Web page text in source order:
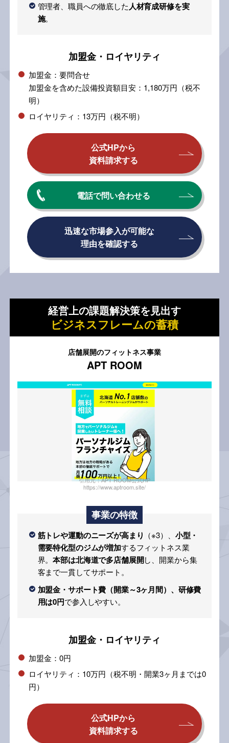
管理者、職員への徹底した人材育成研修を実
施。
加盟金・ロイヤリティ
加盟金：要問合せ
加盟金を含めた設備投資額目安：1,180万円（税不
明）
ロイヤリティ：13万円（税不明）
公式HPから
資料請求する
電話で問い合わせる
迅速な市場参入が可能な
理由を確認する
経営上の課題解決策を見出す
ビジネスフレームの蓄積
店舗展開のフィットネス事業
APT ROOM
引用元：APT ROOM公式HP
https://www.aptroom.site/
事業の特徴
筋トレや運動のニーズが高まり （※3）、 小型・
需要特化型のジムが増加するフィットネス業
界。本部は北海道で多店舗展開し、開業から集
客まで一貫してサポート。
加盟金・サポート費（開業～3ヶ月間）、研修費
用は0円で参入しやすい。
加盟金・ロイヤリティ
加盟金：0円
ロイヤリティ：10万円（税不明・開業3ヶ月までは0
円）
公式HPから
資料請求する